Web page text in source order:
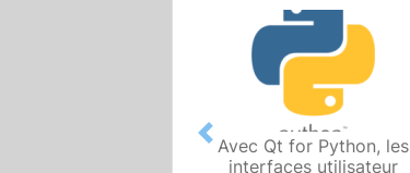
Avec Qt for Python, les
interfaces utilisateur
Previous